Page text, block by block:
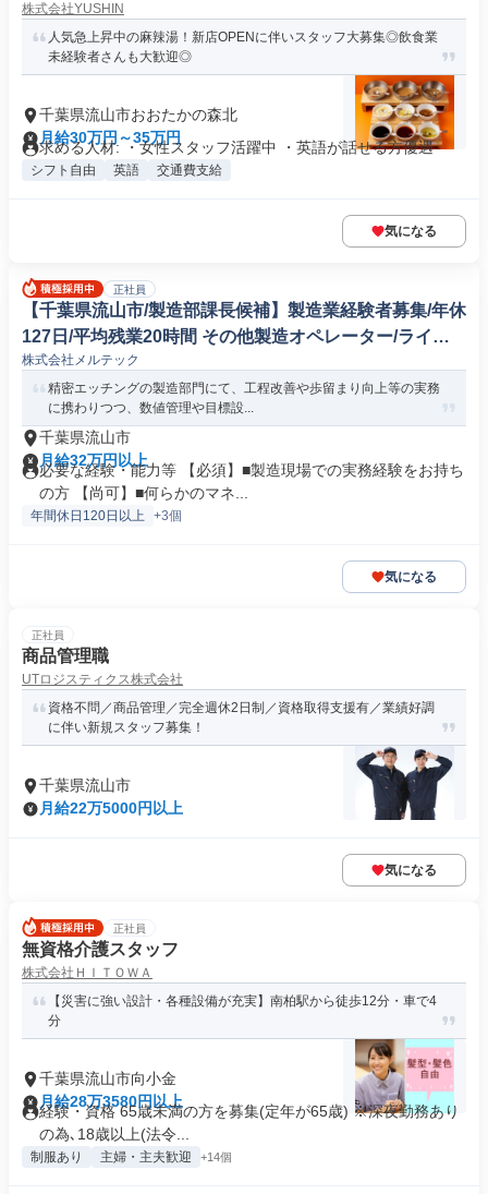
株式会社YUSHIN
人気急上昇中の麻辣湯！新店OPENに伴いスタッフ大募集◎飲食業
未経験者さんも大歓迎◎
千葉県流山市おおたかの森北
月給30万円～35万円
求める人材: ・女性スタッフ活躍中 ・英語が話せる方優遇
シフト自由 英語 交通費支給
気になる
正社員
【千葉県流山市/製造部課長候補】製造業経験者募集/年休
127日/平均残業20時間 その他製造オペレーター/ライン
マネージャー(機械/電気/電子製品専門職)
株式会社メルテック
精密エッチングの製造部門にて、工程改善や歩留まり向上等の実務
に携わりつつ、数値管理や目標設...
千葉県流山市
月給32万円以上
必要な経験・能力等 【必須】■製造現場での実務経験をお持ち
の方 【尚可】■何らかのマネ...
年間休日120日以上 +3個
気になる
正社員
商品管理職
UTロジスティクス株式会社
資格不問／商品管理／完全週休2日制／資格取得支援有／業績好調
に伴い新規スタッフ募集！
千葉県流山市
月給22万5000円以上
気になる
正社員
無資格介護スタッフ
株式会社ＨＩＴＯＷＡ
【災害に強い設計・各種設備が充実】南柏駅から徒歩12分・車で4
分
千葉県流山市向小金
月給28万3580円以上
経験・資格 65歳未満の方を募集(定年が65歳) ※深夜勤務あり
の為､18歳以上(法令...
制服あり 主婦・主夫歓迎 +14個